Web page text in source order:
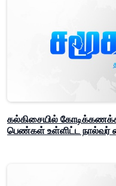
கல்கிசையில்
பெண்கள் உள்ளிட்ட நால்வர்